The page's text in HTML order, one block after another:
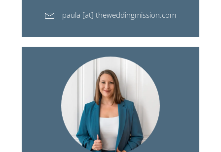
paula [at] theweddingmission.com